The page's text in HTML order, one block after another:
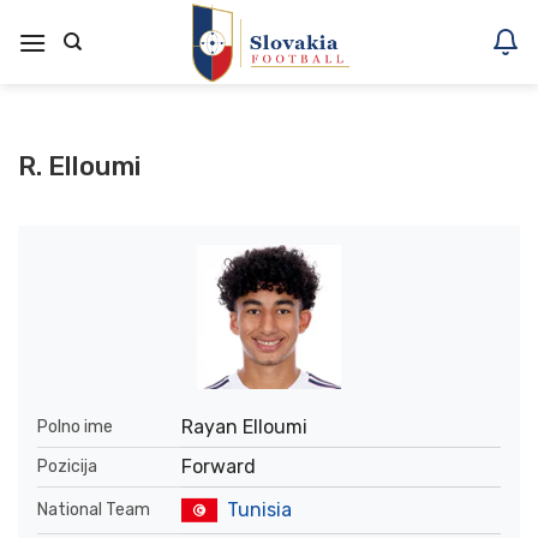
na
R. Elloumi
Polno ime Rayan Elloumi
Pozicija Forward
National Team Tunisia